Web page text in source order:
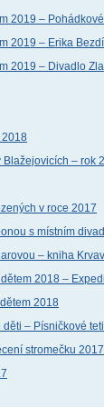
2019 –
2019 – Erika
2019 – Divadlo
– rok
v roce 2017
s místním
– kniha
2018 –
2018
– Písničkové
stromečku 2017